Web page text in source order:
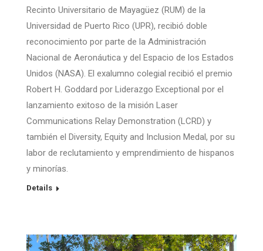
Recinto Universitario de Mayagüez (RUM) de la
Universidad de Puerto Rico (UPR), recibió doble
reconocimiento por parte de la Administración
Nacional de Aeronáutica y del Espacio de los Estados
Unidos (NASA). El exalumno colegial recibió el premio
Robert H. Goddard por Liderazgo Exceptional por el
lanzamiento exitoso de la misión Laser
Communications Relay Demonstration (LCRD) y
también el Diversity, Equity and Inclusion Medal, por su
labor de reclutamiento y emprendimiento de hispanos
y minorías.
Details